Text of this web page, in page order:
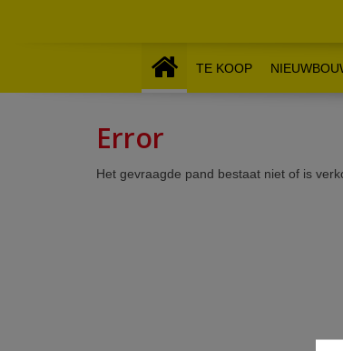
TE KOOP
Error
Het gevraagde pand bestaat niet of is